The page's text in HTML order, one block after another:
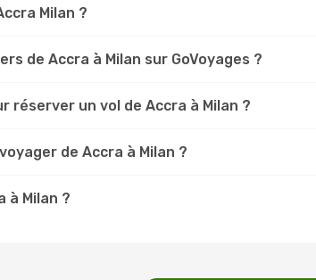
Milan ?
de Accra à Milan sur GoVoyages ?
réserver un vol de Accra à Milan ?
de Accra à Milan ?
à Milan ?